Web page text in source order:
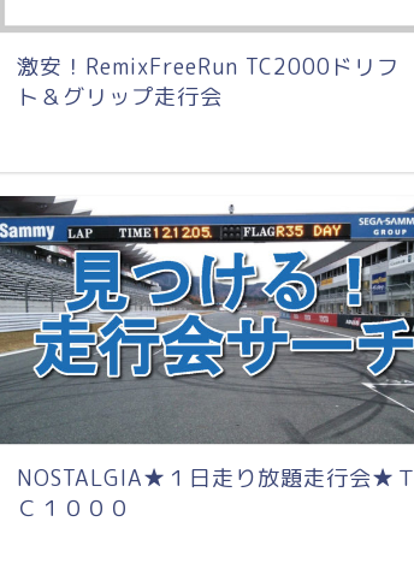
激安！RemixFreeRun TC2000ドリフ
ト＆グリップ走行会
NOSTALGIA★１日走り放題走行会★Ｔ
Ｃ１０００